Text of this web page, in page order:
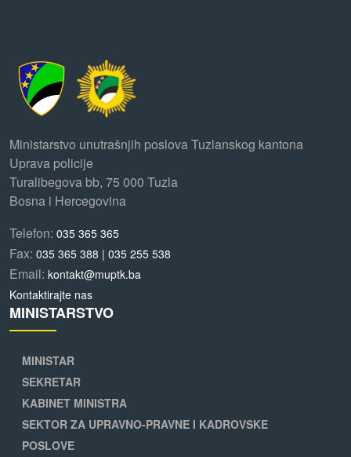
Ministarstvo unutrašnjih poslova Tuzlanskog kantona
Uprava policije
Turalibegova bb, 75 000 Tuzla
Bosna i Hercegovina
Telefon: 035 365 365
Fax: 035 365 388 | 035 255 538
Email: kontakt@muptk.ba
Kontaktirajte nas
MINISTARSTVO
MINISTAR
SEKRETAR
KABINET MINISTRA
SEKTOR ZA UPRAVNO-PRAVNE I KADROVSKE
POSLOVE